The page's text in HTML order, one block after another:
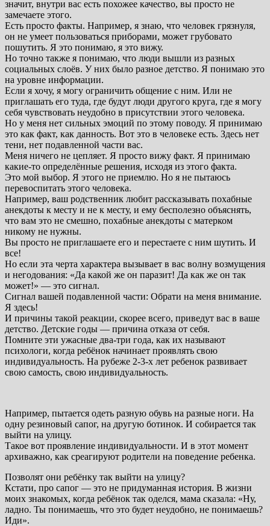
значит, внутри вас есть похожее качество, вы просто не
замечаете этого.
Есть просто факты. Например, я знаю, что человек грязнуля,
он не умеет пользоваться приборами, может грубовато
пошутить. Я это понимаю, я это вижу.
Но точно также я понимаю, что люди вышли из разных
социальных слоёв. У них было разное детство. Я понимаю это
на уровне информации.
Если я хочу, я могу ограничить общение с ним. Или не
приглашать его туда, где будут люди другого круга, где я могу
себя чувствовать неудобно в присутствии этого человека.
Но у меня нет сильных эмоций по этому поводу. Я принимаю
это как факт, как данность. Вот это в человеке есть. Здесь нет
тени, нет подавленной части вас.
Меня ничего не цепляет. Я просто вижу факт. Я принимаю
какие-то определённые решения, исходя из этого факта.
Это мой выбор. Я этого не приемлю. Но я не пытаюсь
перевоспитать этого человека.
Например, ваш родственник любит рассказывать похабные
анекдоты к месту и не к месту, и ему бесполезно объяснять,
что вам это не смешно, похабные анекдоты с матерком
никому не нужны.
Вы просто не приглашаете его и перестаете с ним шутить. И
все!
Но если эта черта характера вызывает в вас волну возмущения
и негодования: «Да какой же он паразит! Да как же он так
может!» — это сигнал.
Сигнал вашей подавленной части: Обрати на меня внимание.
Я здесь!
И причины такой реакции, скорее всего, приведут вас в ваше
детство. Детские годы — причина отказа от себя.
Помните эти ужасные два-три года, как их называют
психологи, когда ребёнок начинает проявлять свою
индивидуальность. На рубеже 2-3-х лет ребенок развивает
свою самость, свою индивидуальность.
Например, пытается одеть разную обувь на разные ноги. На
одну резиновый сапог, на другую ботинок. И собирается так
выйти на улицу.
Такое вот проявление индивидуальности. И в этот момент
архиважно, как среагируют родители на поведение ребенка.
Позволят они ребёнку так выйти на улицу?
Кстати, про сапог — это не придуманная история. В жизни
моих знакомых, когда ребёнок так оделся, мама сказала: «Ну,
ладно. Ты понимаешь, что это будет неудобно, не понимаешь?
Иди».